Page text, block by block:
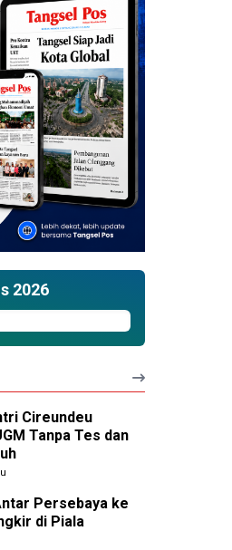
2026
Cireundeu
Tanpa Tes dan
Persebaya ke
di Piala